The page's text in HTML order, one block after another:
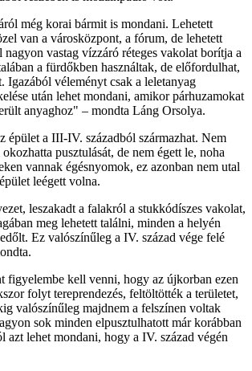
még korai bármit is mondani. Lehetett
van a városközpont, a fórum, de lehetett
vastag vízzáró réteges vakolat borítja a
a fürdőkben használtak, de előfordulhat,
Igazából véleményt csak a leletanyag
után lehet mondani, amikor párhuzamokat
anyaghoz" – mondta Láng Orsolya.
épület a III-IV. századból származhat. Nem
pusztulását, de nem égett le, noha
vannak égésnyomok, ez azonban nem utal
leégett volna.
leszakadt a falakról a stukkódíszes vakolat,
meg lehetett találni, minden a helyén
Ez valószínűleg a IV. század vége felé
figyelembe kell venni, hogy az újkorban ezen
folyt tereprendezés, feltöltötték a területet,
valószínűleg majdnem a felszínen voltak
sok minden elpusztulhatott már korábban
azt lehet mondani, hogy a IV. század végén